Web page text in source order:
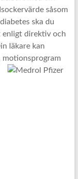
såsom
ska du
enligt direktiv och
läkare kan
motionsprogram